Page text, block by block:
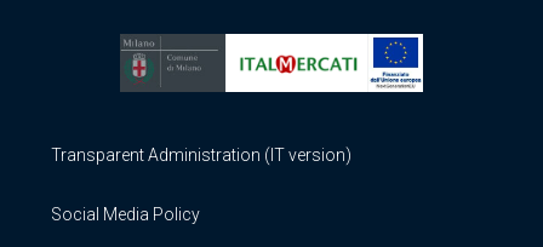
Transparent Administration (IT version)
Social Media Policy